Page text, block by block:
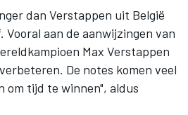
dan Verstappen uit België
aan de aanwijzingen van
Max Verstappen
De notes komen veel
om tijd te winnen", aldus